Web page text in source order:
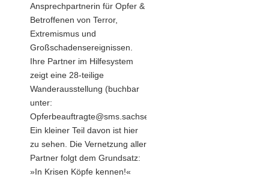
Ansprechpartnerin für Opfer &
Betroffenen von Terror,
Extremismus und
Großschadensereignissen.
Ihre Partner im Hilfesystem
zeigt eine 28-teilige
Wanderausstellung (buchbar
unter:
Opferbeauftragte@sms.sachsen.de).
Ein kleiner Teil davon ist hier
zu sehen. Die Vernetzung aller
Partner folgt dem Grundsatz:
»In Krisen Köpfe kennen!«